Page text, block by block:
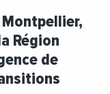
Région
de